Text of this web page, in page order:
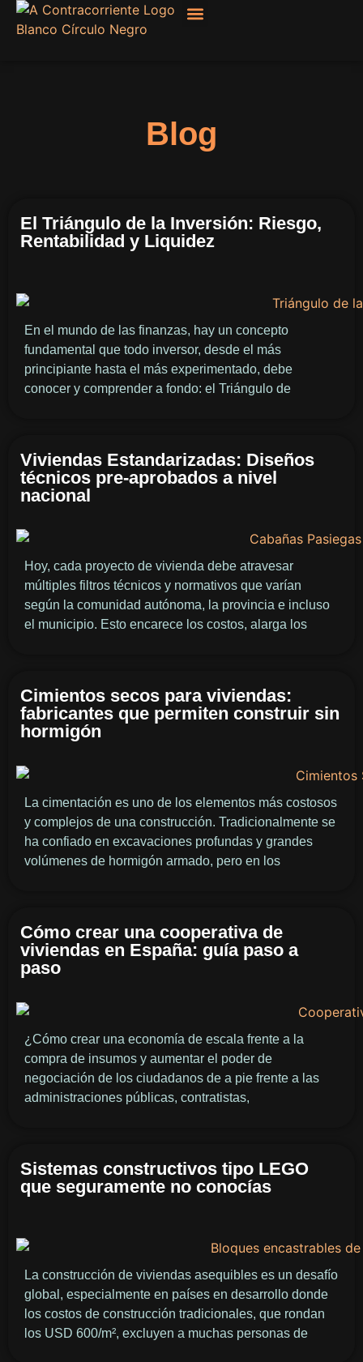
Blog
El Triángulo de la Inversión: Riesgo,
Rentabilidad y Liquidez
En el mundo de las finanzas, hay un concepto
fundamental que todo inversor, desde el más
principiante hasta el más experimentado, debe
conocer y comprender a fondo: el Triángulo de
Viviendas Estandarizadas: Diseños
técnicos pre-aprobados a nivel
nacional
Hoy, cada proyecto de vivienda debe atravesar
múltiples filtros técnicos y normativos que varían
según la comunidad autónoma, la provincia e incluso
el municipio. Esto encarece los costos, alarga los
Cimientos secos para viviendas:
fabricantes que permiten construir sin
hormigón
La cimentación es uno de los elementos más costosos
y complejos de una construcción. Tradicionalmente se
ha confiado en excavaciones profundas y grandes
volúmenes de hormigón armado, pero en los
Cómo crear una cooperativa de
viviendas en España: guía paso a
paso
¿Cómo crear una economía de escala frente a la
compra de insumos y aumentar el poder de
negociación de los ciudadanos de a pie frente a las
administraciones públicas, contratistas,
Sistemas constructivos tipo LEGO
que seguramente no conocías
La construcción de viviendas asequibles es un desafío
global, especialmente en países en desarrollo donde
los costos de construcción tradicionales, que rondan
los USD 600/m², excluyen a muchas personas de